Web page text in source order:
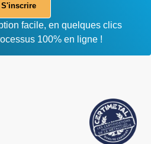
facile, en quelques clics
100% en ligne !
S'inscrire